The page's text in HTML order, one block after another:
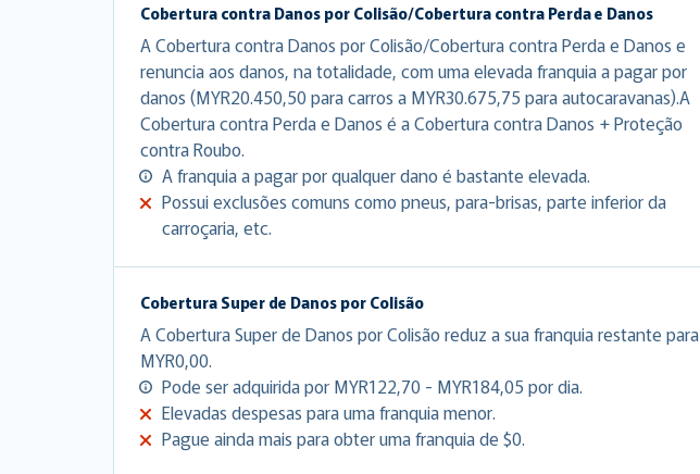
Cobertura contra Danos por Colisão/Cobertura contra Perda e Danos
A Cobertura contra Danos por Colisão/Cobertura contra Perda e Danos e
renuncia aos danos, na totalidade, com uma elevada franquia a pagar por
danos (MYR20.450,50 para carros a MYR30.675,75 para autocaravanas).A
Cobertura contra Perda e Danos é a Cobertura contra Danos + Proteção
contra Roubo.
A franquia a pagar por qualquer dano é bastante elevada.
Possui exclusões comuns como pneus, para-brisas, parte inferior da
carroçaria, etc.
Cobertura Super de Danos por Colisão
A Cobertura Super de Danos por Colisão reduz a sua franquia restante para
MYR0,00.
Pode ser adquirida por MYR122,70 - MYR184,05 por dia.
Elevadas despesas para uma franquia menor.
Pague ainda mais para obter uma franquia de $0.